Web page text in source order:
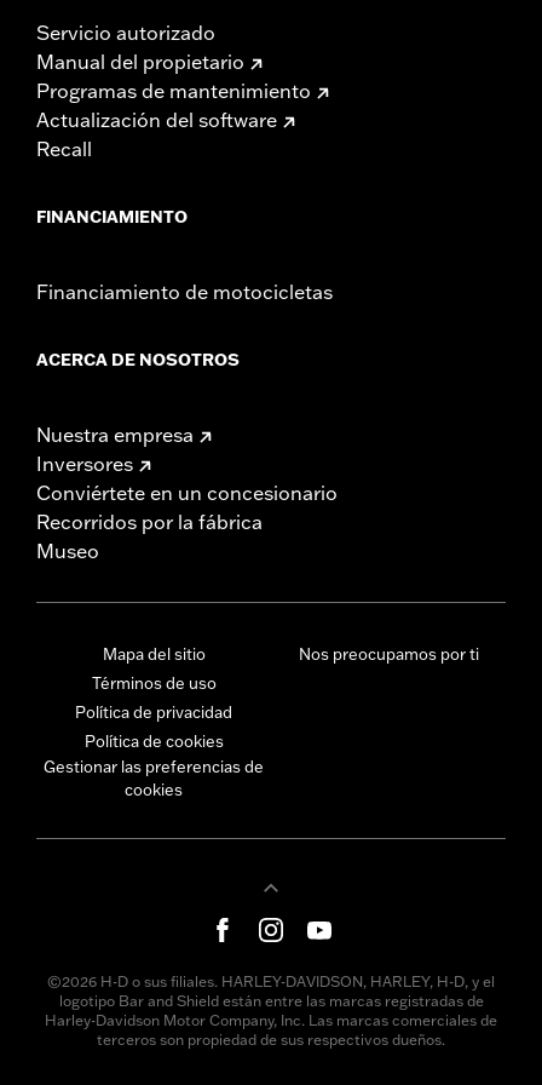
Servicio autorizado
Manual del propietario
Programas de mantenimiento
Actualización del software
Recall
FINANCIAMIENTO
Financiamiento de motocicletas
ACERCA DE NOSOTROS
Nuestra empresa
Inversores
Conviértete en un concesionario
Recorridos por la fábrica
Museo
Mapa del sitio
Términos de uso
Política de privacidad
Política de cookies
Gestionar las preferencias de
cookies
Nos preocupamos por ti
©2026 H-D o sus filiales. HARLEY-DAVIDSON, HARLEY, H-D, y el
logotipo Bar and Shield están entre las marcas registradas de
Harley-Davidson Motor Company, Inc. Las marcas comerciales de
terceros son propiedad de sus respectivos dueños.